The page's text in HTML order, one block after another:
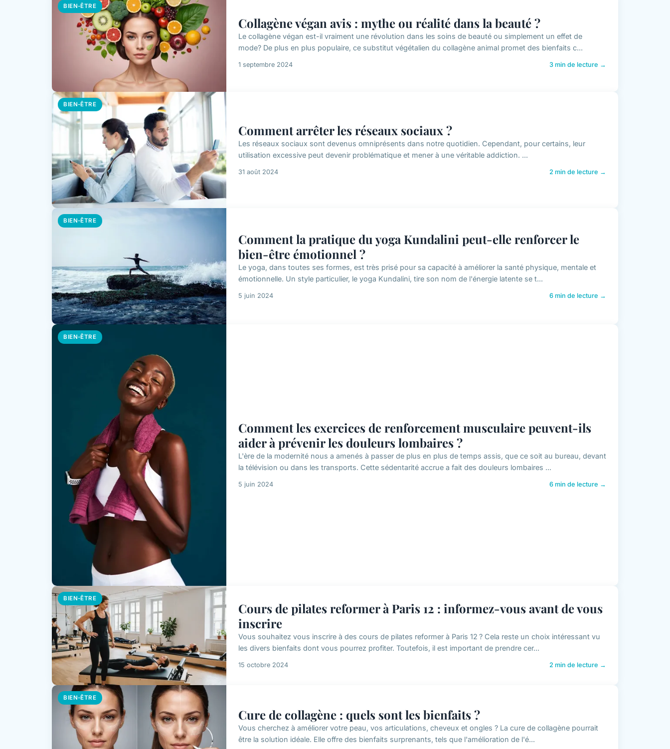
BIEN-ÊTRE
Collagène végan avis : mythe ou réalité dans la beauté ?
Le collagène végan est-il vraiment une révolution dans les soins de beauté ou simplement un effet de
mode? De plus en plus populaire, ce substitut végétalien du collagène animal promet des bienfaits c...
1 septembre 2024 3 min de lecture →
BIEN-ÊTRE
Comment arrêter les réseaux sociaux ?
Les réseaux sociaux sont devenus omniprésents dans notre quotidien. Cependant, pour certains, leur
utilisation excessive peut devenir problématique et mener à une véritable addiction. ...
31 août 2024 2 min de lecture →
BIEN-ÊTRE
Comment la pratique du yoga Kundalini peut-elle renforcer le
bien-être émotionnel ?
Le yoga, dans toutes ses formes, est très prisé pour sa capacité à améliorer la santé physique, mentale et
émotionnelle. Un style particulier, le yoga Kundalini, tire son nom de l'énergie latente se t...
5 juin 2024 6 min de lecture →
BIEN-ÊTRE
Comment les exercices de renforcement musculaire peuvent-ils
aider à prévenir les douleurs lombaires ?
L'ère de la modernité nous a amenés à passer de plus en plus de temps assis, que ce soit au bureau, devant
la télévision ou dans les transports. Cette sédentarité accrue a fait des douleurs lombaires ...
5 juin 2024 6 min de lecture →
BIEN-ÊTRE
Cours de pilates reformer à Paris 12 : informez-vous avant de vous
inscrire
Vous souhaitez vous inscrire à des cours de pilates reformer à Paris 12 ? Cela reste un choix intéressant vu
les divers bienfaits dont vous pourrez profiter. Toutefois, il est important de prendre cer...
15 octobre 2024 2 min de lecture →
BIEN-ÊTRE
Cure de collagène : quels sont les bienfaits ?
Vous cherchez à améliorer votre peau, vos articulations, cheveux et ongles ? La cure de collagène pourrait
être la solution idéale. Elle offre des bienfaits surprenants, tels que l'amélioration de l'é...